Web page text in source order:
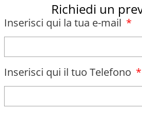
Richiedi un
Inserisci qui la tua e-mail
Inserisci qui il tuo Telefono